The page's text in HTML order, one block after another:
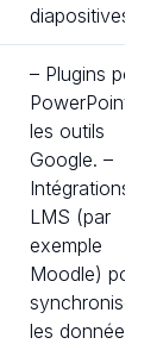
diapositives.
– Plugins pour
PowerPoint et
les outils
Google. –
Intégrations
LMS (par
exemple
Moodle) pour
synchroniser
les données.